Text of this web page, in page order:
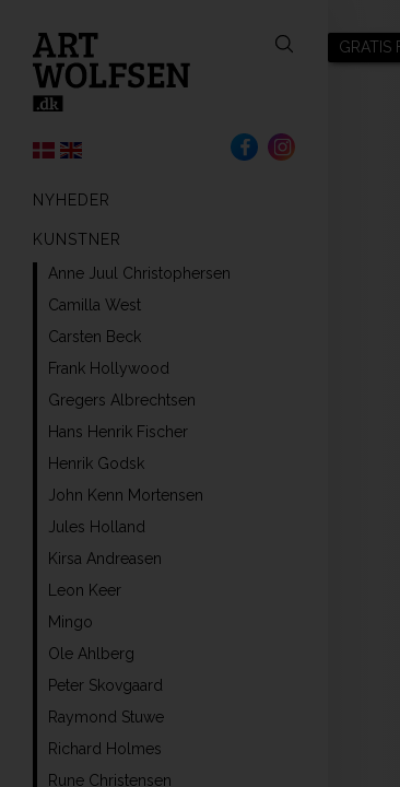
NYHEDER
KUNSTNER
Anne Juul Christophersen
Camilla West
Carsten Beck
Frank Hollywood
Gregers Albrechtsen
Hans Henrik Fischer
Henrik Godsk
John Kenn Mortensen
Jules Holland
Kirsa Andreasen
Leon Keer
Mingo
Ole Ahlberg
Peter Skovgaard
Raymond Stuwe
Richard Holmes
Rune Christensen